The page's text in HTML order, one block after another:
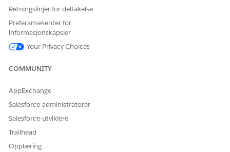
Retningslinjer for deltakelse
Preferansesenter for
informasjonskapsler
Your Privacy Choices
COMMUNITY
AppExchange
Salesforce-administratorer
Salesforce-utviklere
Trailhead
Opplæring